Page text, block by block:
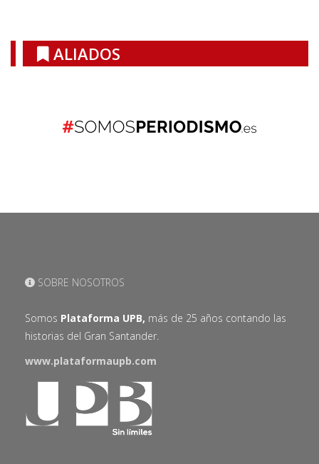
ALIADOS
SOBRE NOSOTROS
Somos Plataforma UPB, más de 25 años contando las
historias del Gran Santander.
www.plataformaupb.com